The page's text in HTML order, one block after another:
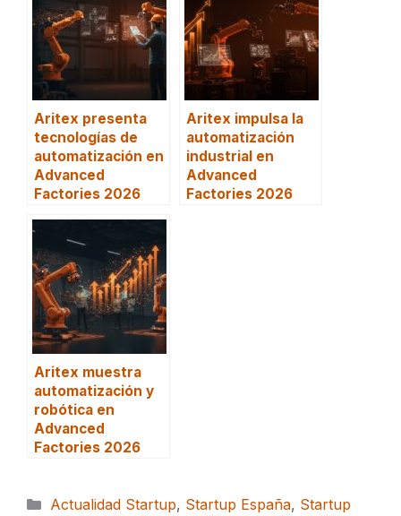
Aritex presenta
tecnologías de
automatización en
Advanced
Factories 2026
Aritex impulsa la
automatización
industrial en
Advanced
Factories 2026
Aritex muestra
automatización y
robótica en
Advanced
Factories 2026
Categorías
Actualidad Startup, Startup España, Startup